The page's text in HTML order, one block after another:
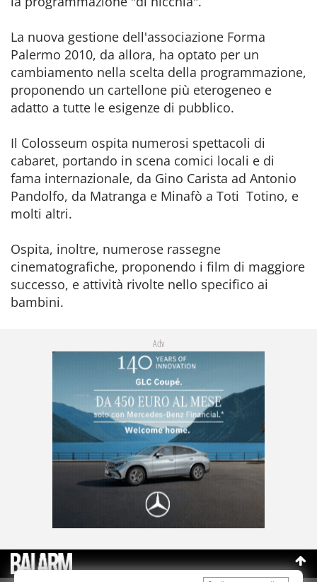
La nuova gestione dell'associazione Forma
Palermo 2010, da allora, ha optato per un
cambiamento nella scelta della programmazione,
proponendo un cartellone più eterogeneo e
adatto a tutte le esigenze di pubblico.
Il Colosseum ospita numerosi spettacoli di
cabaret, portando in scena comici locali e di
fama internazionale, da Gino Carista ad Antonio
Pandolfo, da Matranga e Minafò a Toti Totino, e
molti altri.
Ospita, inoltre, numerose rassegne
cinematografiche, proponendo i film di maggiore
successo, e attività rivolte nello specifico ai
bambini.
Adv